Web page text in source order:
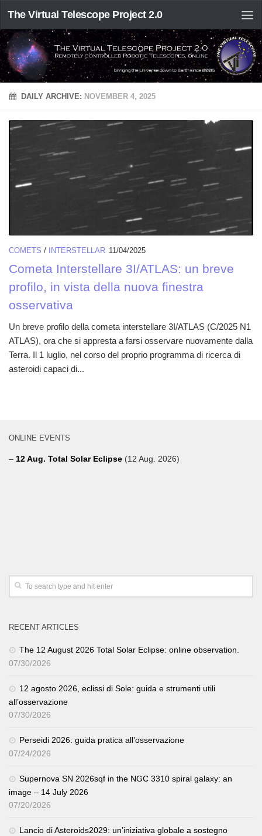
The Virtual Telescope Project 2.0
DAILY ARCHIVE: NOVEMBER 4, 2025
COMETS / INTERSTELLAR 11/04/2025
Cometa Interstellare 3I/ATLAS: un breve
profilo, in vista della nuova finestra
osservativa
Un breve profilo della cometa interstellare 3I/ATLAS (C/2025 N1
ATLAS), ora che si appresta a farsi osservare nuovamente dalla
Terra. Il 1 luglio, nel corso del proprio programma di ricerca di
asteroidi capaci di...
ONLINE EVENTS
– 12 Aug. Total Solar Eclipse (12 Aug. 2026)
RECENT ARTICLES
The 12 August 2026 Total Solar Eclipse: online observation.
07/30/2026
12 agosto 2026, eclissi di Sole: guida e strumenti utili
all’osservazione
07/30/2026
Perseidi 2026: guida pratica all’osservazione
07/24/2026
Supernova SN 2026sqf in the NGC 3310 spiral galaxy: an
image – 14 July 2026
07/20/2026
Lancio di Asteroids2029: un’iniziativa globale a sostegno